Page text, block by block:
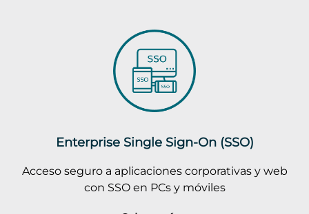
Enterprise Single Sign-On (SSO)
Acceso seguro a aplicaciones corporativas y web
con SSO en PCs y móviles